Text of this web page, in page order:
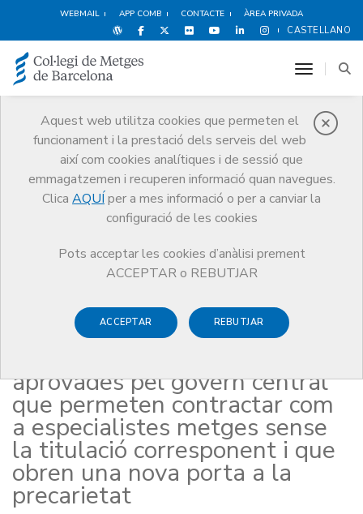
WEBMAIL APP COMB CONTACTE ÀREA PRIVADA
CASTELLANO
Aquest web utilitza cookies que permeten el
funcionament i la prestació dels serveis del web
així com cookies analítiques i de sessió que
emmagatzemen i recuperen informació quan navegues.
Clica AQUÍ per a mes informació o per a canviar la
configuració de les cookies
Pots acceptar les cookies d’anàlisi prement
ACCEPTAR o REBUTJAR
ACCEPTAR REBUTJAR
toggle
Notícies
Comunicació
Notícies
El CCMC rebutja les mesures aprovades pel govern central que
permeten contractar com a especialistes metges sense la titulació
corresponent i que obren una nova porta a la precarietat
2 D’OCTUBRE DE 2020
aprovades pel govern central
que permeten contractar com
a especialistes metges sense
la titulació corresponent i que
obren una nova porta a la
precarietat